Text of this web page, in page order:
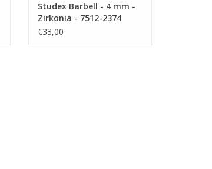
Studex Barbell - 4 mm -
Zirkonia - 7512-2374
(183)
€33,00